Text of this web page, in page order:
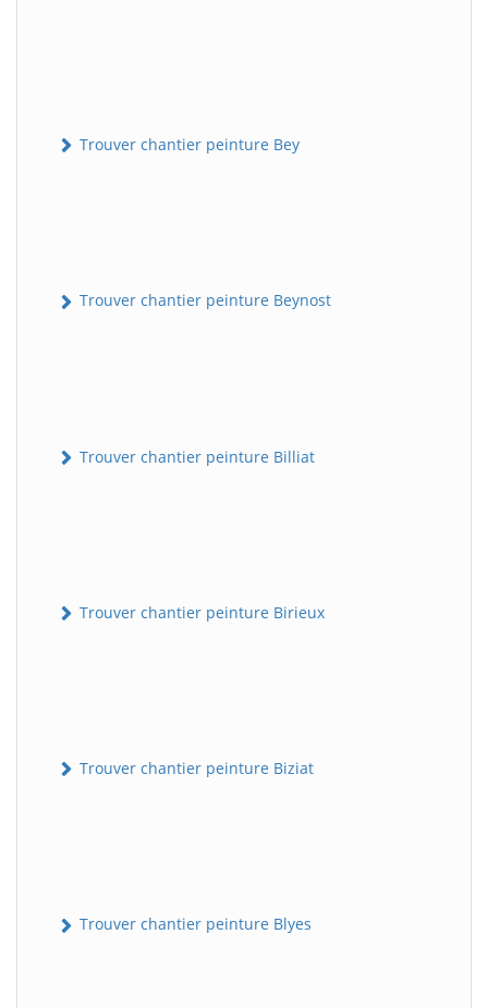
Trouver chantier peinture Bey
Trouver chantier peinture Beynost
Trouver chantier peinture Billiat
Trouver chantier peinture Birieux
Trouver chantier peinture Biziat
Trouver chantier peinture Blyes